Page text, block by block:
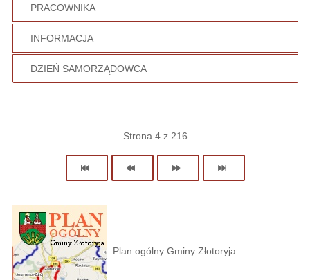
PRACOWNIKA
INFORMACJA
DZIEŃ SAMORZĄDOWCA
Strona 4 z 216
Plan ogólny Gminy Złotoryja